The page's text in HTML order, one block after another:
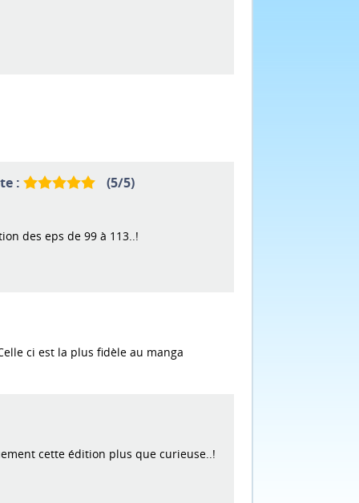
: (5/5)
des eps de 99 à 113..!
ci est la plus fidèle au manga
cette édition plus que curieuse..!